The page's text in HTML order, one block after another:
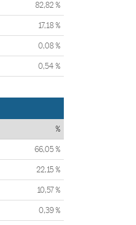
82,82 %
17,18 %
0,08 %
0,54 %
%
66,05 %
22,15 %
10,57 %
0,39 %